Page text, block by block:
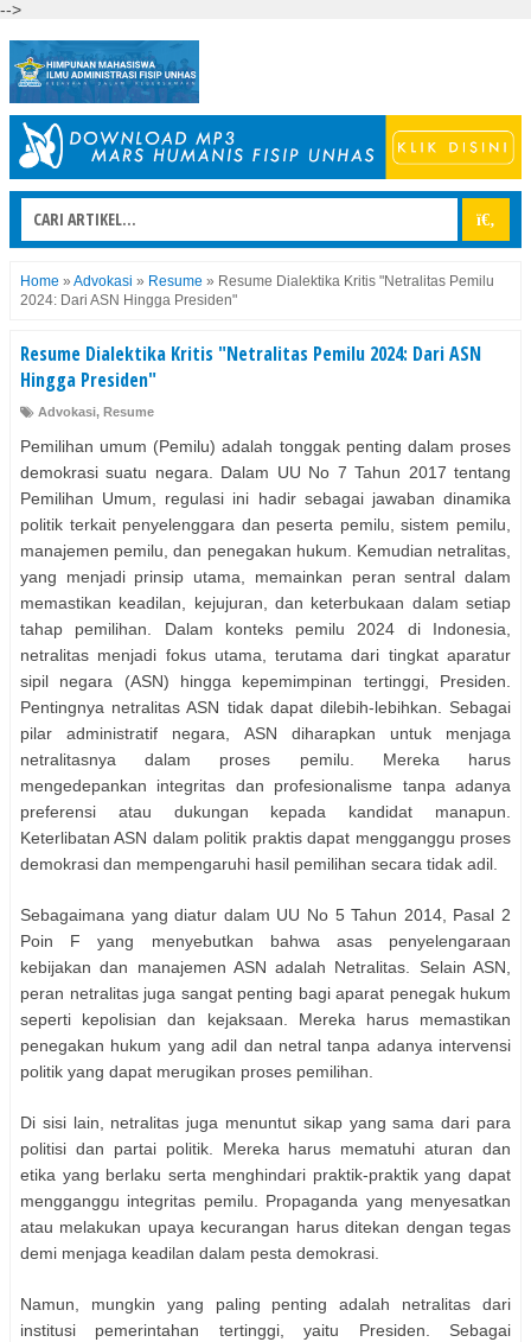
-->
Home » Advokasi » Resume » Resume Dialektika Kritis "Netralitas Pemilu
2024: Dari ASN Hingga Presiden"
Resume Dialektika Kritis "Netralitas Pemilu 2024: Dari ASN
Hingga Presiden"
Advokasi, Resume
Pemilihan umum (Pemilu) adalah tonggak penting dalam proses
demokrasi suatu negara. Dalam UU No 7 Tahun 2017 tentang
Pemilihan Umum, regulasi ini hadir sebagai jawaban dinamika
politik terkait penyelenggara dan peserta pemilu, sistem pemilu,
manajemen pemilu, dan penegakan hukum. Kemudian netralitas,
yang menjadi prinsip utama, memainkan peran sentral dalam
memastikan keadilan, kejujuran, dan keterbukaan dalam setiap
tahap pemilihan. Dalam konteks pemilu 2024 di Indonesia,
netralitas menjadi fokus utama, terutama dari tingkat aparatur
sipil negara (ASN) hingga kepemimpinan tertinggi, Presiden.
Pentingnya netralitas ASN tidak dapat dilebih-lebihkan. Sebagai
pilar administratif negara, ASN diharapkan untuk menjaga
netralitasnya dalam proses pemilu. Mereka harus
mengedepankan integritas dan profesionalisme tanpa adanya
preferensi atau dukungan kepada kandidat manapun.
Keterlibatan ASN dalam politik praktis dapat mengganggu proses
demokrasi dan mempengaruhi hasil pemilihan secara tidak adil.
Sebagaimana yang diatur dalam UU No 5 Tahun 2014, Pasal 2
Poin F yang menyebutkan bahwa asas penyelengaraan
kebijakan dan manajemen ASN adalah Netralitas. Selain ASN,
peran netralitas juga sangat penting bagi aparat penegak hukum
seperti kepolisian dan kejaksaan. Mereka harus memastikan
penegakan hukum yang adil dan netral tanpa adanya intervensi
politik yang dapat merugikan proses pemilihan.
Di sisi lain, netralitas juga menuntut sikap yang sama dari para
politisi dan partai politik. Mereka harus mematuhi aturan dan
etika yang berlaku serta menghindari praktik-praktik yang dapat
mengganggu integritas pemilu. Propaganda yang menyesatkan
atau melakukan upaya kecurangan harus ditekan dengan tegas
demi menjaga keadilan dalam pesta demokrasi.
Namun, mungkin yang paling penting adalah netralitas dari
institusi pemerintahan tertinggi, yaitu Presiden. Sebagai